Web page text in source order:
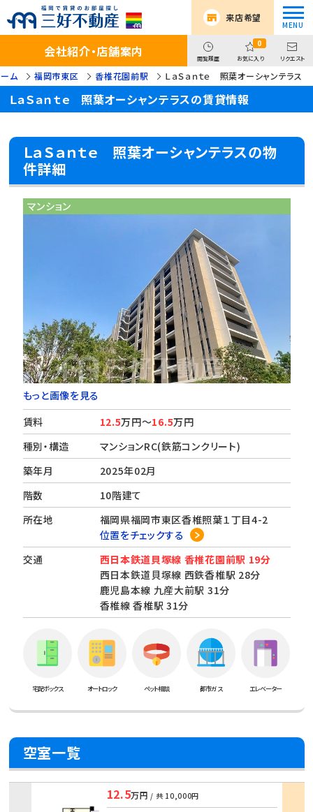
来店希望
会社紹介・店舗案内 閲覧履歴
0
お気に入り リクエスト
ム 福岡市東区 香椎花園前駅 ＬａＳａｎｔｅ 照葉オーシャンテラス
ＬａＳａｎｔｅ 照葉オーシャンテラスの賃貸情報
ＬａＳａｎｔｅ 照葉オーシャンテラスの物
件詳細
マンション
もっと画像を見る
賃料
12.5万円～16.5万円
種別・構造
マンションRC(鉄筋コンクリート)
築年月
2025年02月
階数
10階建て
所在地
福岡県福岡市東区香椎照葉１丁目4-2
位置をチェックする
交通
西日本鉄道貝塚線 香椎花園前駅 19分
西日本鉄道貝塚線 西鉄香椎駅 28分
鹿児島本線 九産大前駅 31分
香椎線 香椎駅 31分
宅配ボックス オートロック ペット相談 都市ガス エレベーター
空室一覧
12.5万円 / 共 10,000円